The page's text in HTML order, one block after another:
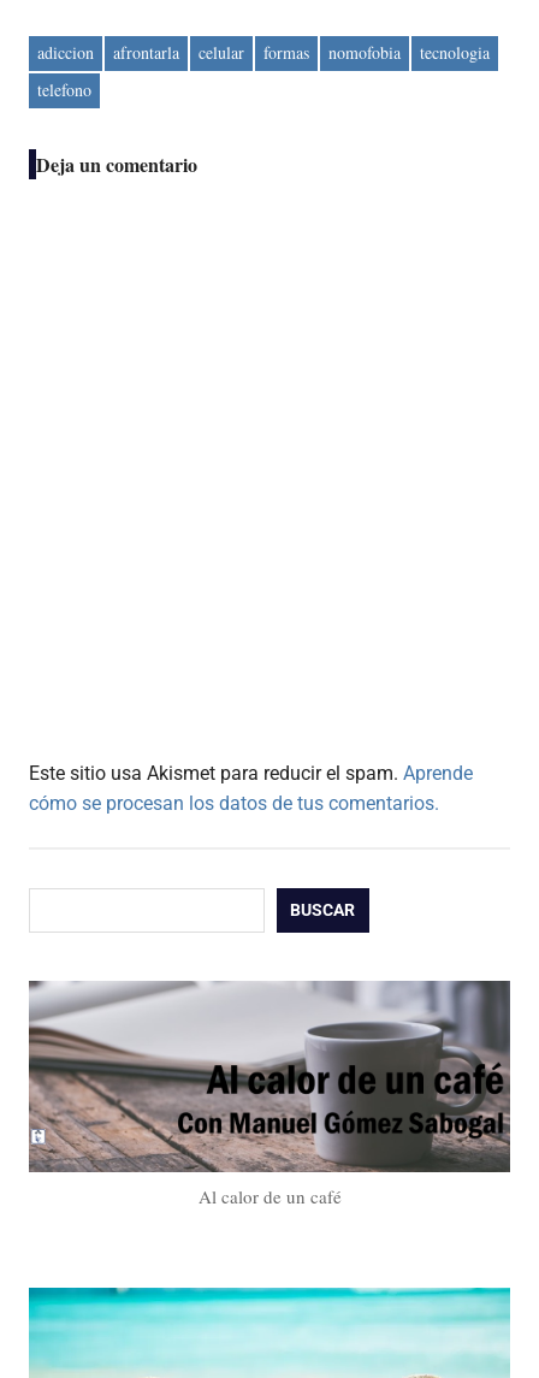
adiccion afrontarla celular formas nomofobia
tecnologia
telefono
Deja un comentario
Este sitio usa Akismet para reducir el spam. Aprende
cómo se procesan los datos de tus comentarios.
BUSCAR
Al calor de un café